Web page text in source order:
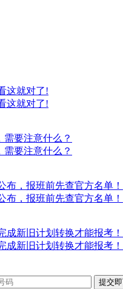
这就对了!
这就对了!
需要注意什么？
需要注意什么？
，报班前先查官方名单！
，报班前先查官方名单！
新旧计划转换才能报考！
新旧计划转换才能报考！